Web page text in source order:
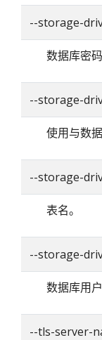
--storage-
数据库密码
--storage-
使用与数
--storage-
表名。
--storage-
数据库用户
--tls-server-